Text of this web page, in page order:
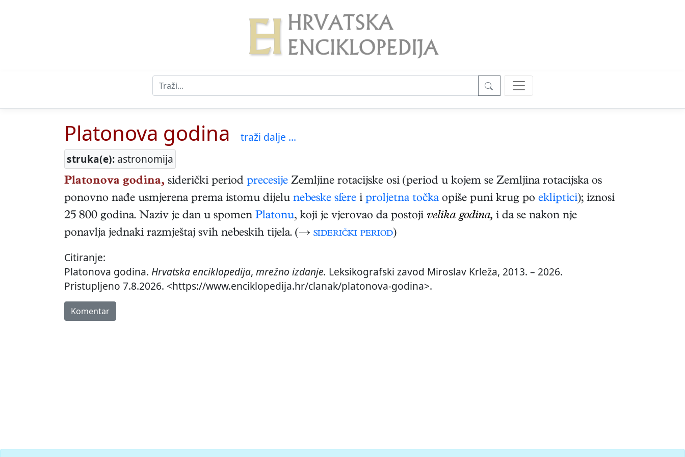
Platonova godina
traži dalje ...
struka(e): astronomija
Platonova godina, siderički period precesije Zemljine rotacijske osi (period u kojem se Zemljina rotacijska os
ponovno nađe usmjerena prema istomu dijelu nebeske sfere i proljetna točka opiše puni krug po ekliptici); iznosi
25 800 godina. Naziv je dan u spomen Platonu, koji je vjerovao da postoji velika godina, i da se nakon nje
ponavlja jednaki razmještaj svih nebeskih tijela. (→ siderički period)
Citiranje:
Platonova godina. Hrvatska enciklopedija, mrežno izdanje. Leksikografski zavod Miroslav Krleža, 2013. – 2026.
Pristupljeno 7.8.2026. <https://www.enciklopedija.hr/clanak/platonova-godina>.
Komentar